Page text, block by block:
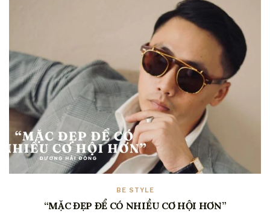
BE STYLE
“MẶC ĐẸP ĐỂ CÓ NHIỀU CƠ HỘI HƠN”